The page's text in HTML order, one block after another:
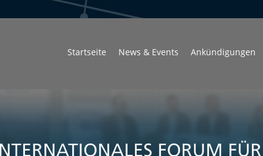
Startseite News & Events Ankündigungen